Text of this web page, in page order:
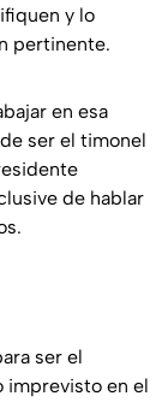
y lo
pertinente.
en esa
ser el timonel
de hablar
ser el
imprevisto en el